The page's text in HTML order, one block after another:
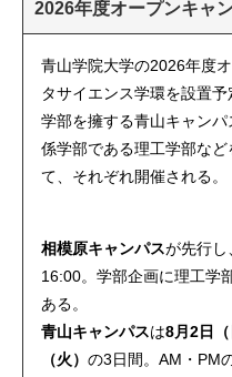
2026年度オープンキャ
青山学院大学の2026年度
タサイエンス学環を設置
学部を擁する青山キャン
係学部である理工学部な
て、それぞれ開催される。
相模原キャンパスが先行し
16:00。学部企画に理工学
ある。
青山キャンパスは8月2日
（火） の3日間。AM・PM